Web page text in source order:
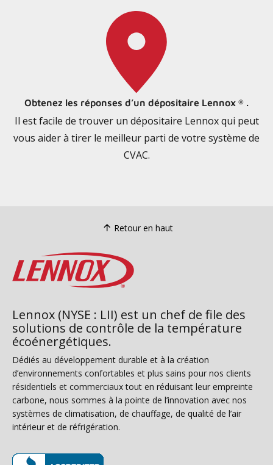
Obtenez les réponses d’un dépositaire Lennox ® .
Il est facile de trouver un dépositaire Lennox qui peut
vous aider à tirer le meilleur parti de votre système de
CVAC.
Retour en haut
Lennox (NYSE : LII) est un chef de file des
solutions de contrôle de la température
écoénergétiques.
Dédiés au développement durable et à la création
d’environnements confortables et plus sains pour nos clients
résidentiels et commerciaux tout en réduisant leur empreinte
carbone, nous sommes à la pointe de l’innovation avec nos
systèmes de climatisation, de chauffage, de qualité de l’air
intérieur et de réfrigération.